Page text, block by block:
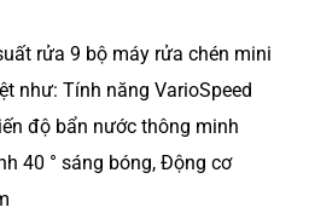
rửa 9 bộ máy rửa chén mini
như: Tính năng VarioSpeed
độ bẩn nước thông minh
40 ° sáng bóng, Động cơ